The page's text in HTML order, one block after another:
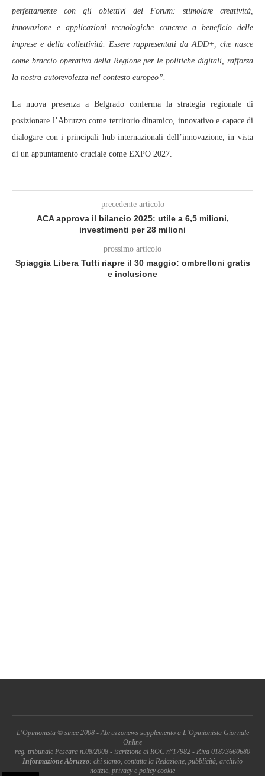
perfettamente con gli obiettivi del Forum: stimolare creatività,
innovazione e applicazioni tecnologiche concrete a beneficio delle
imprese e della collettività. Essere rappresentati da ADD+, che nasce
come braccio operativo della Regione per le politiche digitali, rafforza
la nostra autorevolezza nel contesto europeo”.
La nuova presenza a Belgrado conferma la strategia regionale di
posizionare l’Abruzzo come territorio dinamico, innovativo e capace di
dialogare con i principali hub internazionali dell’innovazione, in vista
di un appuntamento cruciale come EXPO 2027.
precedente articolo
ACA approva il bilancio 2025: utile a 6,5 milioni,
investimenti per 28 milioni
prossimo articolo
Spiaggia Libera Tutti riapre il 30 maggio: ombrelloni gratis
e inclusione
L'Opinionista © since 2008 - Abruzzonews supplemento a L'Opinionista Giornale
Online
reg. tribunale Pescara n.08/2008 - iscrizione al ROC n°17982 - P.iva 01873660680
Informazione Abruzzo: chi siamo, contatta la Redazione, pubblicità, archivio
notizie, privacy e policy cookie